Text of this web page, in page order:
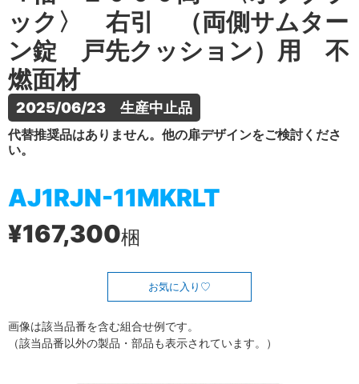
ック〉 右引 （両側サムター
ン錠 戸先クッション）用 不
燃面材
2025/06/23　生産中止品
代替推奨品はありません。他の扉デザインをご検討くださ
い。
AJ1RJN-11MKRLT
¥167,300梱
お気に入り
画像は該当品番を含む組合せ例です。
（該当品番以外の製品・部品も表示されています。）